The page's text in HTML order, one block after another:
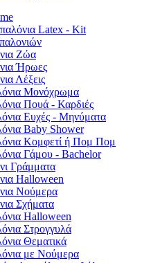
Latex - Kit
Ζώα
Ήρωες
Λέξεις
Μονόχρωμα
Πουά - Καρδιές
Ευχές - Μηνύματα
Baby Shower
Κομφετί ή Πομ Πομ
Γάμου - Bachelor
Γράμματα
Halloween
Νούμερα
Σχήματα
Halloween
Στρογγυλά
Θεματικά
με Νούμερα